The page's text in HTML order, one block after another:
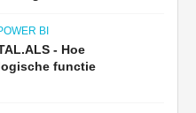
BI
- Hoe
functie